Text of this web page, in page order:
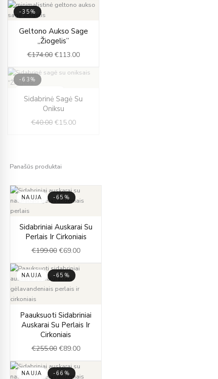
€173.00
-35%
Geltono Aukso Sage
„Žiogelis”
€174.00
price
was:
€174.00.
€113.00
price
€113.00.
-63%
Sidabrinė Sagė Su
Oniksu
€40.00
price
was:
€40.00.
€15.00
price
€15.00.
Panašūs produktai
NAUJA -65%
Sidabriniai Auskarai Su
Perlais Ir Cirkoniais
€199.00
price
was:
€199.00.
€69.00
price
is:
€69.00.
NAUJA -65%
Paauksuoti Sidabriniai
Auskarai Su Perlais Ir
Cirkoniais
€255.00
price
was:
€255.00.
€89.00
price
is:
NAUJA -66%